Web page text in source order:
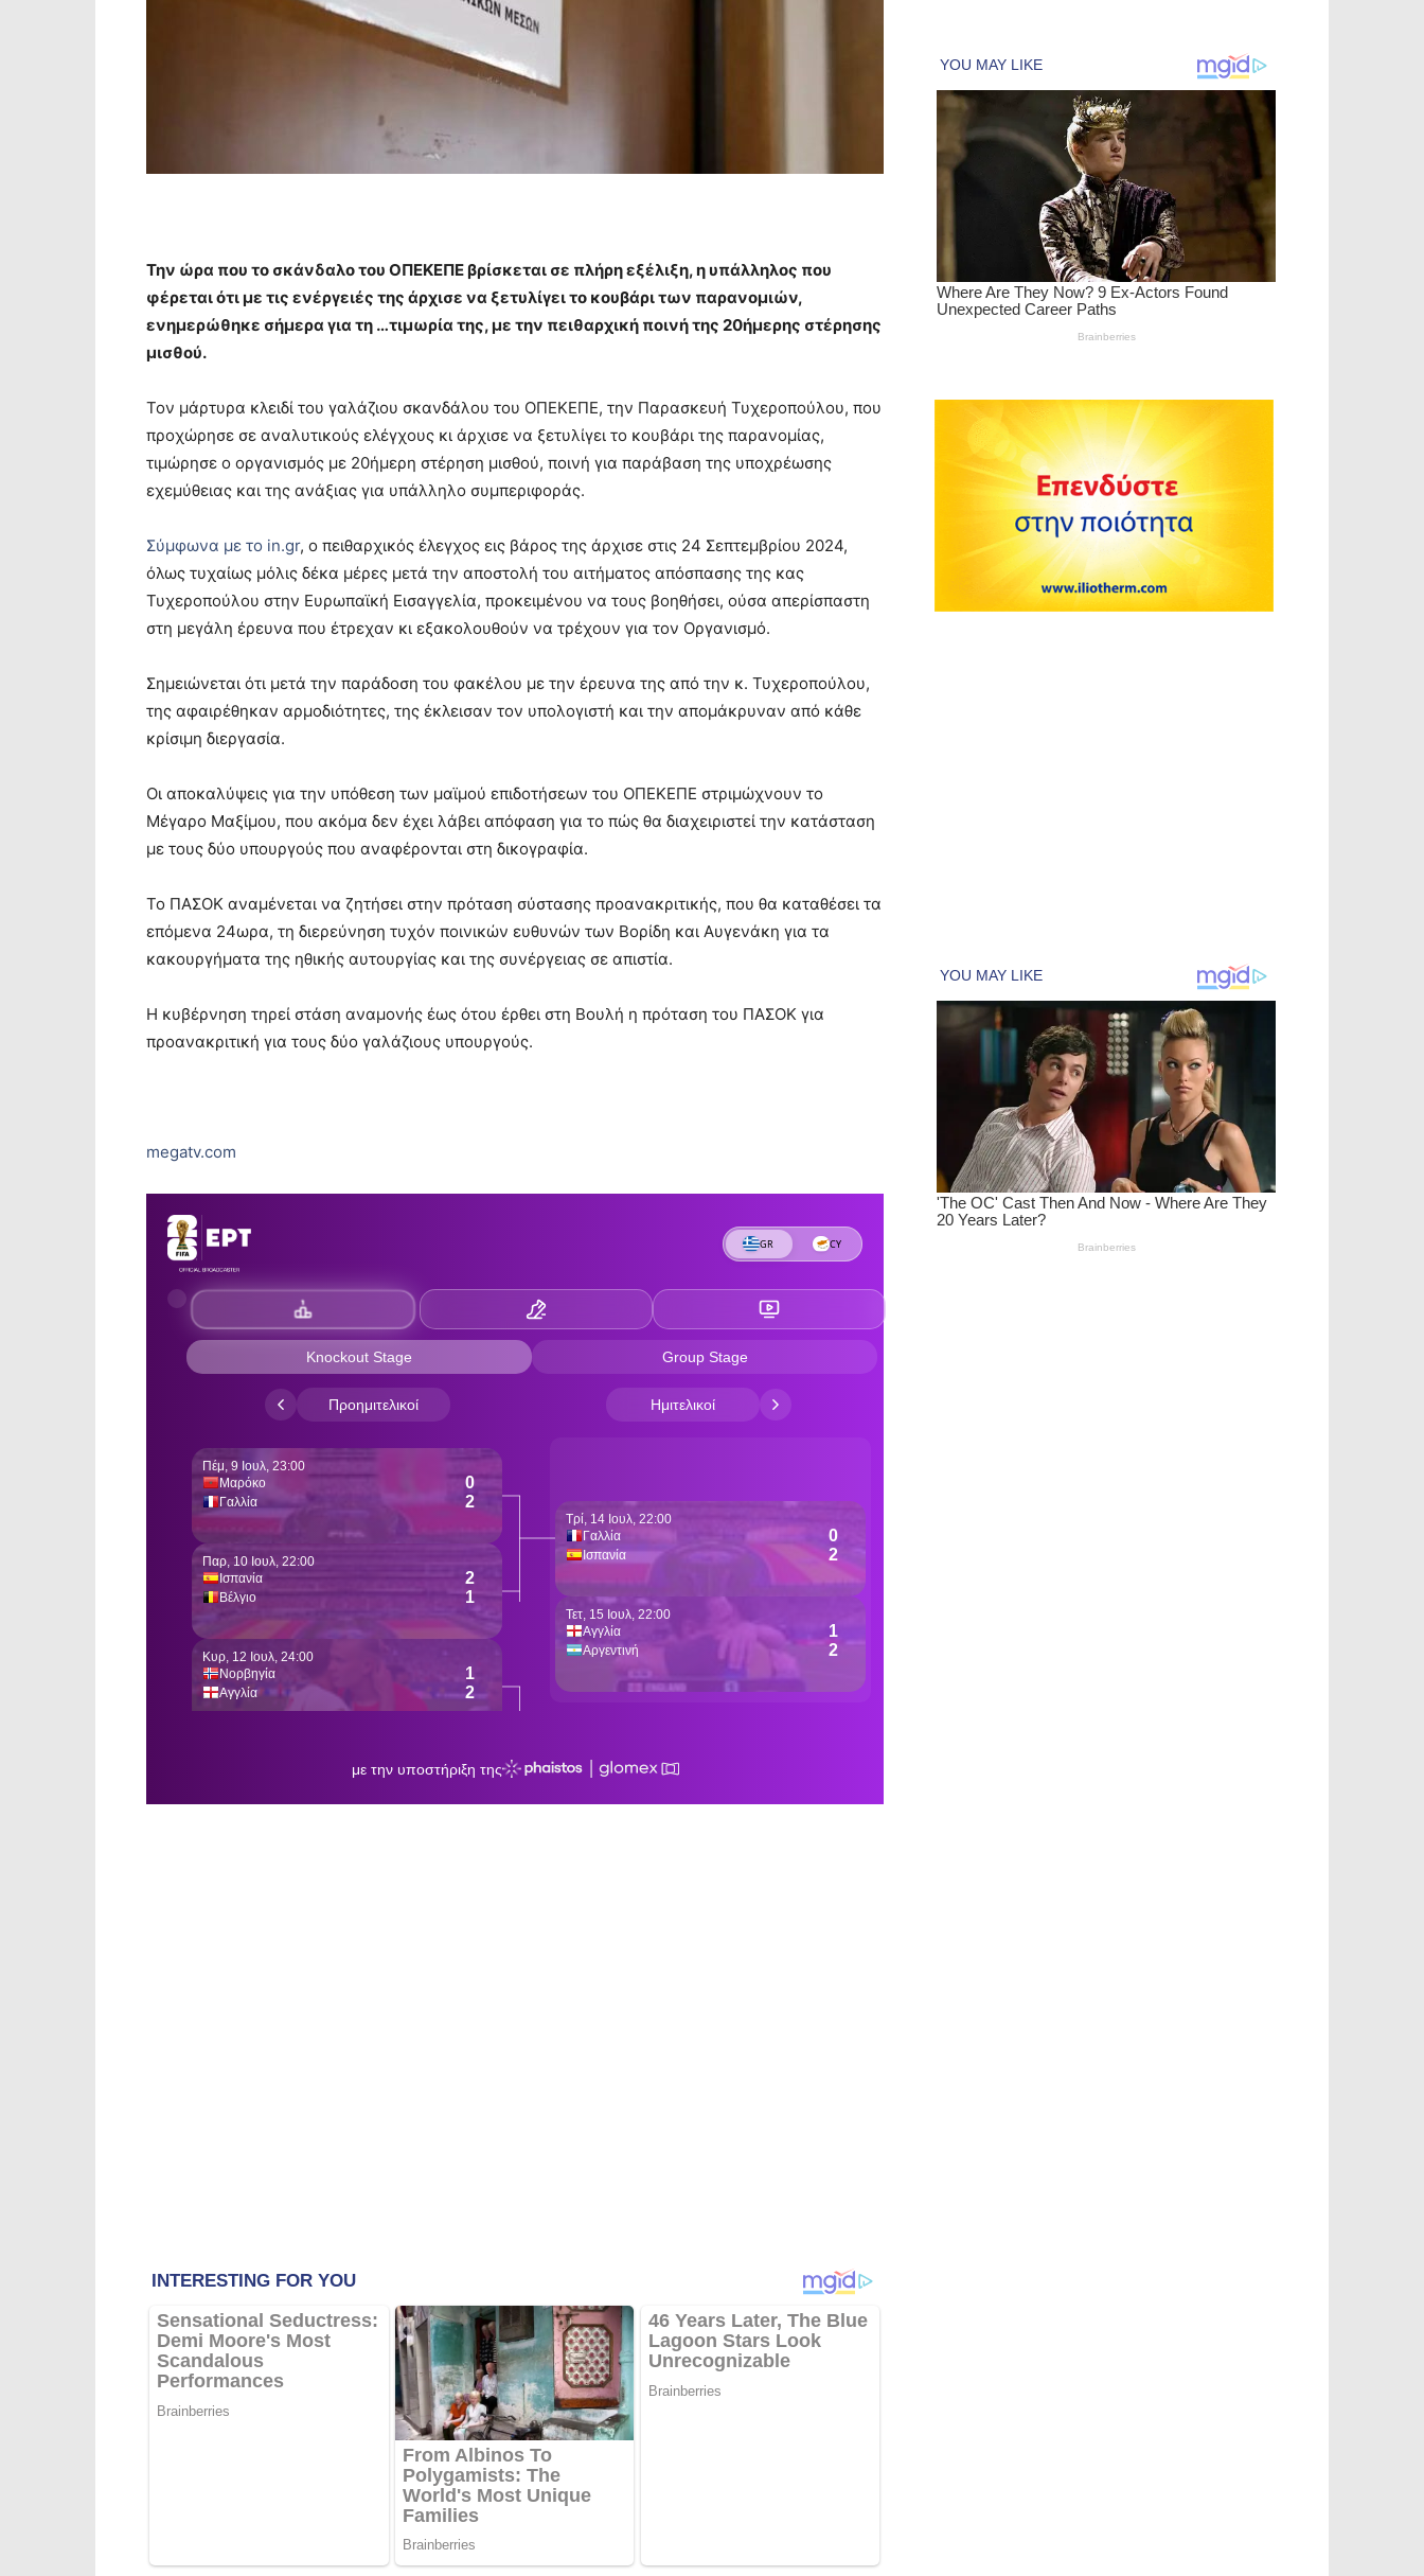
Την ώρα που το σκάνδαλο του ΟΠΕΚΕΠΕ βρίσκεται σε πλήρη εξέλιξη, η υπάλληλος που
φέρεται ότι με τις ενέργειές της άρχισε να ξετυλίγει το κουβάρι των παρανομιών,
ενημερώθηκε σήμερα για τη …τιμωρία της, με την πειθαρχική ποινή της 20ήμερης στέρησης
μισθού.
Τον μάρτυρα κλειδί του γαλάζιου σκανδάλου του ΟΠΕΚΕΠΕ, την Παρασκευή Τυχεροπούλου, που
προχώρησε σε αναλυτικούς ελέγχους κι άρχισε να ξετυλίγει το κουβάρι της παρανομίας,
τιμώρησε ο οργανισμός με 20ήμερη στέρηση μισθού, ποινή για παράβαση της υποχρέωσης
εχεμύθειας και της ανάξιας για υπάλληλο συμπεριφοράς.
Σύμφωνα με το in.gr, ο πειθαρχικός έλεγχος εις βάρος της άρχισε στις 24 Σεπτεμβρίου 2024,
όλως τυχαίως μόλις δέκα μέρες μετά την αποστολή του αιτήματος απόσπασης της κας
Τυχεροπούλου στην Ευρωπαϊκή Εισαγγελία, προκειμένου να τους βοηθήσει, ούσα απερίσπαστη
στη μεγάλη έρευνα που έτρεχαν κι εξακολουθούν να τρέχουν για τον Οργανισμό.
Σημειώνεται ότι μετά την παράδοση του φακέλου με την έρευνα της από την κ. Τυχεροπούλου,
της αφαιρέθηκαν αρμοδιότητες, της έκλεισαν τον υπολογιστή και την απομάκρυναν από κάθε
κρίσιμη διεργασία.
Οι αποκαλύψεις για την υπόθεση των μαϊμού επιδοτήσεων του ΟΠΕΚΕΠΕ στριμώχνουν το
Μέγαρο Μαξίμου, που ακόμα δεν έχει λάβει απόφαση για το πώς θα διαχειριστεί την κατάσταση
με τους δύο υπουργούς που αναφέρονται στη δικογραφία.
Το ΠΑΣΟΚ αναμένεται να ζητήσει στην πρόταση σύστασης προανακριτικής, που θα καταθέσει τα
επόμενα 24ωρα, τη διερεύνηση τυχόν ποινικών ευθυνών των Βορίδη και Αυγενάκη για τα
κακουργήματα της ηθικής αυτουργίας και της συνέργειας σε απιστία.
Η κυβέρνηση τηρεί στάση αναμονής έως ότου έρθει στη Βουλή η πρόταση του ΠΑΣΟΚ για
προανακριτική για τους δύο γαλάζιους υπουργούς.
megatv.com